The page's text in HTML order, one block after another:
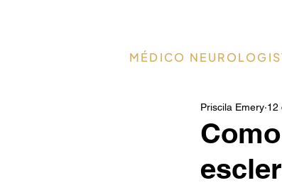
MÉDICO
Priscila Emery 12